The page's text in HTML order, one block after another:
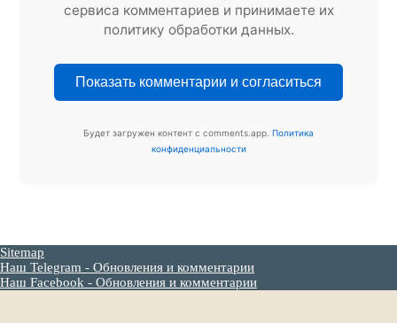
сервиса комментариев и принимаете их
политику обработки данных.
Показать комментарии и согласиться
Будет загружен контент с comments.app. Политика
конфиденциальности
Sitemap
Наш Telegram - Обновления и комментарии
Наш Facebook - Обновления и комментарии